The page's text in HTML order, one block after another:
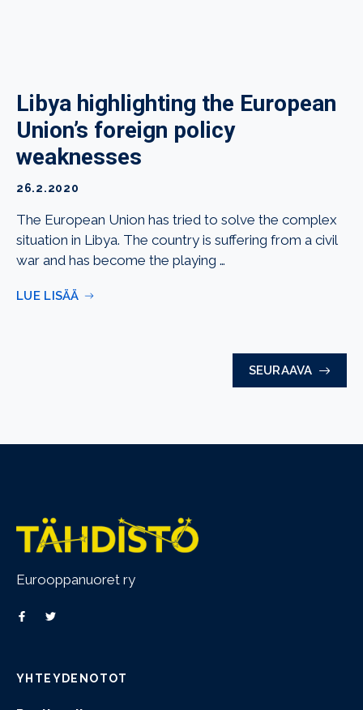
Libya highlighting the European
Union’s foreign policy
weaknesses
26.2.2020
The European Union has tried to solve the complex
situation in Libya. The country is suffering from a civil
war and has become the playing …
LUE LISÄÄ
SEURAAVA
Eurooppanuoret ry
YHTEYDENOTOT